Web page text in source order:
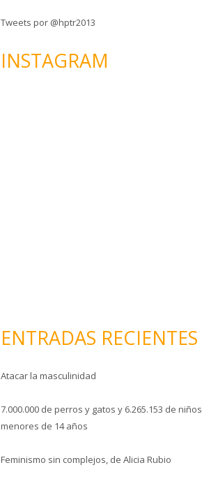
o
Tweets por @hptr2013
INSTAGRAM
ENTRADAS RECIENTES
Atacar la masculinidad
7.000.000 de perros y gatos y 6.265.153 de niños
menores de 14 años
Feminismo sin complejos, de Alicia Rubio